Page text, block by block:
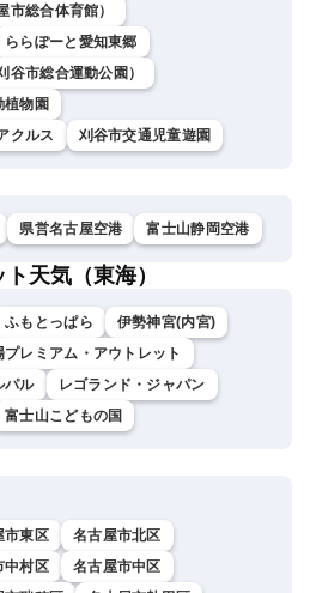
市総合体育館）
ららぽーと愛知東郷
谷市総合運動公園）
植物園
クルス
刈谷市交通児童遊園
県営名古屋空港 富士山静岡空港
天気（東海）
ふもとっぱら
伊勢神宮(内宮)
プレミアム・アウトレット
パル
レゴランド・ジャパン
富士山こどもの国
市東区
名古屋市北区
中村区
名古屋市中区